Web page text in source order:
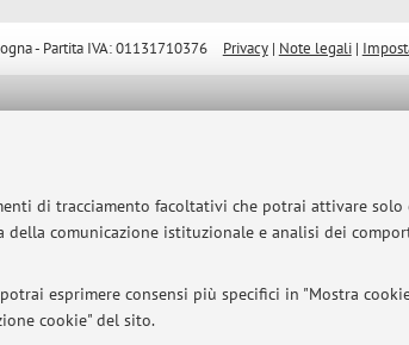
di tracciamento facoltativi che potrai attivare solo
comunicazione istituzionale e analisi dei
esprimere consensi più specifici in "Mostra
cookie" del sito.
- Partita IVA: 01131710376 Privacy| Note legali|